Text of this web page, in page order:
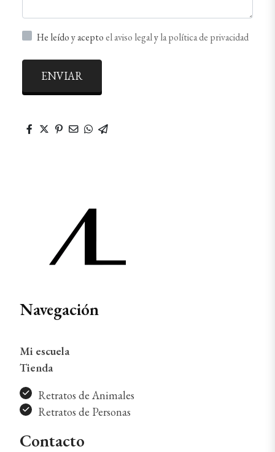
He leído y aceptoel aviso legalyla política de privacidad
ENVIAR
Navegación
Mi escuela
Tienda
Retratos de Animales
Retratos de Personas
Contacto